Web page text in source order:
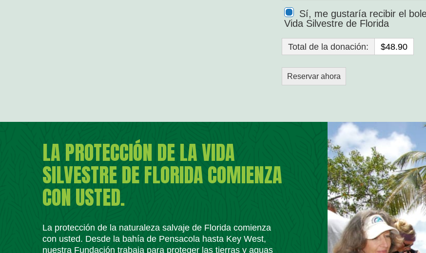
Sí, me gustaría recibir el
Vida Silvestre de Florida
Total de la donación: $48.90
LA PROTECCIÓN DE LA VIDA
SILVESTRE DE FLORIDA COMIENZA
CON USTED.
La protección de la naturaleza salvaje de Florida comienza
con usted. Desde la bahía de Pensacola hasta Key West,
nuestra Fundación trabaja para proteger las tierras y aguas